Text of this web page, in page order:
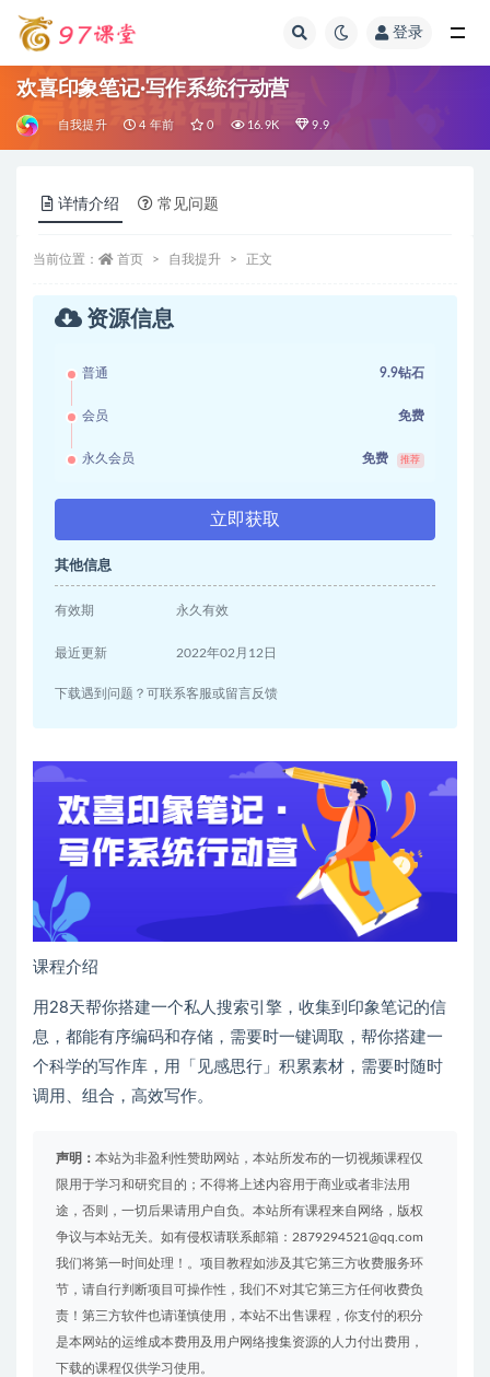
登录
欢喜印象笔记·写作系统行动营
自我提升 4 年前 0 16.9K 9.9
详情介绍 常见问题
当前位置： 首页 自我提升 正文
资源信息
普通 9.9钻石
会员 免费
永久会员 免费 推荐
立即获取
其他信息
有效期 永久有效
最近更新 2022年02月12日
下载遇到问题？可联系客服或留言反馈
课程介绍
用28天帮你搭建一个私人搜索引擎，收集到印象笔记的信
息，都能有序编码和存储，需要时一键调取，帮你搭建一
个科学的写作库，用「见感思行」积累素材，需要时随时
调用、组合，高效写作。
声明： 本站为非盈利性赞助网站，本站所发布的一切视频课程仅
限用于学习和研究目的；不得将上述内容用于商业或者非法用
途，否则，一切后果请用户自负。本站所有课程来自网络，版权
争议与本站无关。如有侵权请联系邮箱：2879294521@qq.com
我们将第一时间处理！。项目教程如涉及其它第三方收费服务环
节，请自行判断项目可操作性，我们不对其它第三方任何收费负
责！第三方软件也请谨慎使用，本站不出售课程，你支付的积分
是本网站的运维成本费用及用户网络搜集资源的人力付出费用，
下载的课程仅供学习使用。